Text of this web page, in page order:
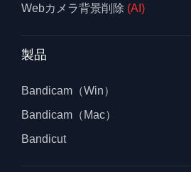
Webカメラ背景削除 (AI)
製品
Bandicam（Win）
Bandicam（Mac）
Bandicut